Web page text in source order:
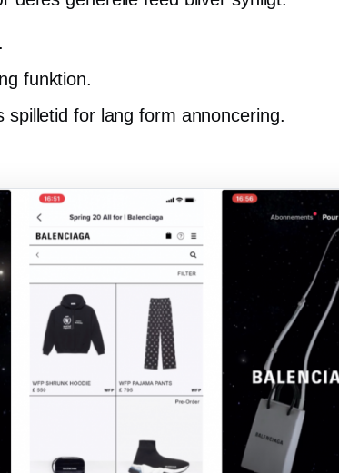
funktion.
spilletid for lang form annoncering.